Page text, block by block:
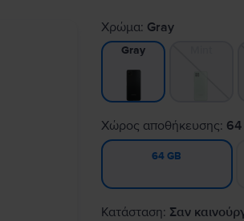
Χρώμα: Gray
Gray
Χώρος αποθήκευσης: 64
64 GB
Κατάσταση: Σαν